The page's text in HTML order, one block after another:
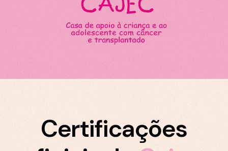
Certificações